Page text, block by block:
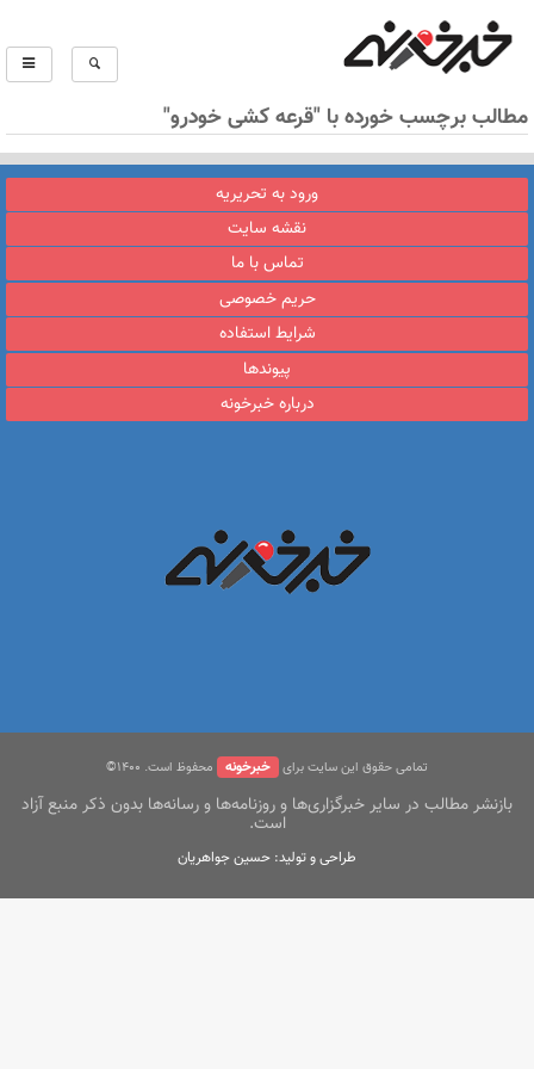
مطالب برچسب خورده با "قرعه کشی خودرو"
ورود به تحریریه
نقشه سایت
تماس با ما
حریم خصوصی
شرایط استفاده
پیوندها
درباره خبرخونه
تمامی حقوق این سایت برای خبرخونه محفوظ است. ۱400©
بازنشر مطالب در سایر خبرگزاری‌ها و روزنامه‌ها و رسانه‌ها بدون ذکر منبع آزاد
است.
طراحی و تولید: حسین جواهریان